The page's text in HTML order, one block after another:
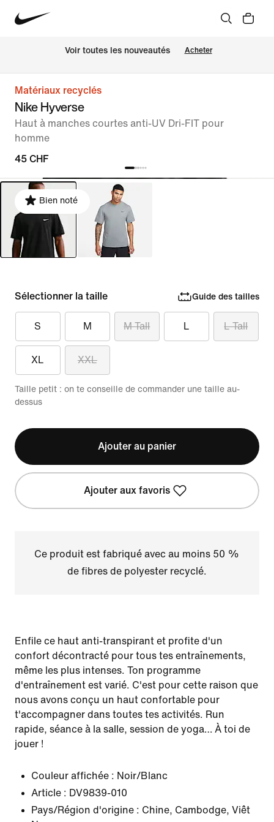
Voir toutes les nouveautés Acheter
Matériaux recyclés
Nike Hyverse
Haut à manches courtes anti-UV Dri-FIT pour
homme
45 CHF
Bien noté
Sélectionner la taille Guide des tailles
S M M Tall L L Tall
XL XXL
Taille petit : on te conseille de commander une taille au-
dessus
Ajouter au panier
Ajouter aux favoris
Ce produit est fabriqué avec au moins 50 %
de fibres de polyester recyclé.
Enfile ce haut anti-transpirant et profite d'un
confort décontracté pour tous tes entraînements,
même les plus intenses. Ton programme
d'entraînement est varié. C'est pour cette raison que
nous avons conçu un haut confortable pour
t'accompagner dans toutes tes activités. Run
rapide, séance à la salle, session de yoga… À toi de
jouer !
Couleur affichée : Noir/Blanc
Article : DV9839-010
Pays/Région d'origine : Chine, Cambodge, Viêt